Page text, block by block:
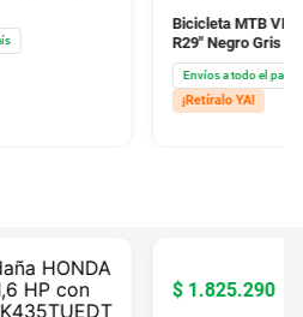
Bicicleta MTB VENZO
R29" Negro Gris
Envíos a todo el país
¡Retíralo YA!
.825.290